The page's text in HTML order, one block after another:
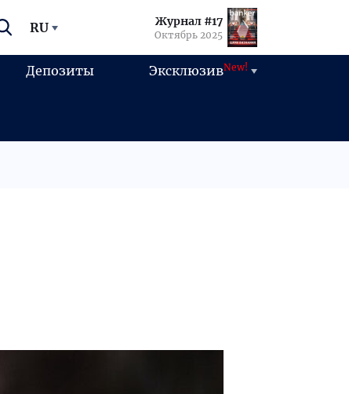
RU Журнал #17
Октябрь 2025
Депозиты ЭксклюзивNew!